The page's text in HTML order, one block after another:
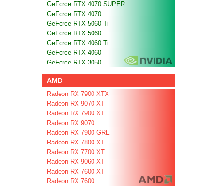
GeForce RTX 4070 SUPER
GeForce RTX 4070
GeForce RTX 5060 Ti
GeForce RTX 5060
GeForce RTX 4060 Ti
GeForce RTX 4060
GeForce RTX 3050
AMD
Radeon RX 7900 XTX
Radeon RX 9070 XT
Radeon RX 7900 XT
Radeon RX 9070
Radeon RX 7900 GRE
Radeon RX 7800 XT
Radeon RX 7700 XT
Radeon RX 9060 XT
Radeon RX 7600 XT
Radeon RX 7600